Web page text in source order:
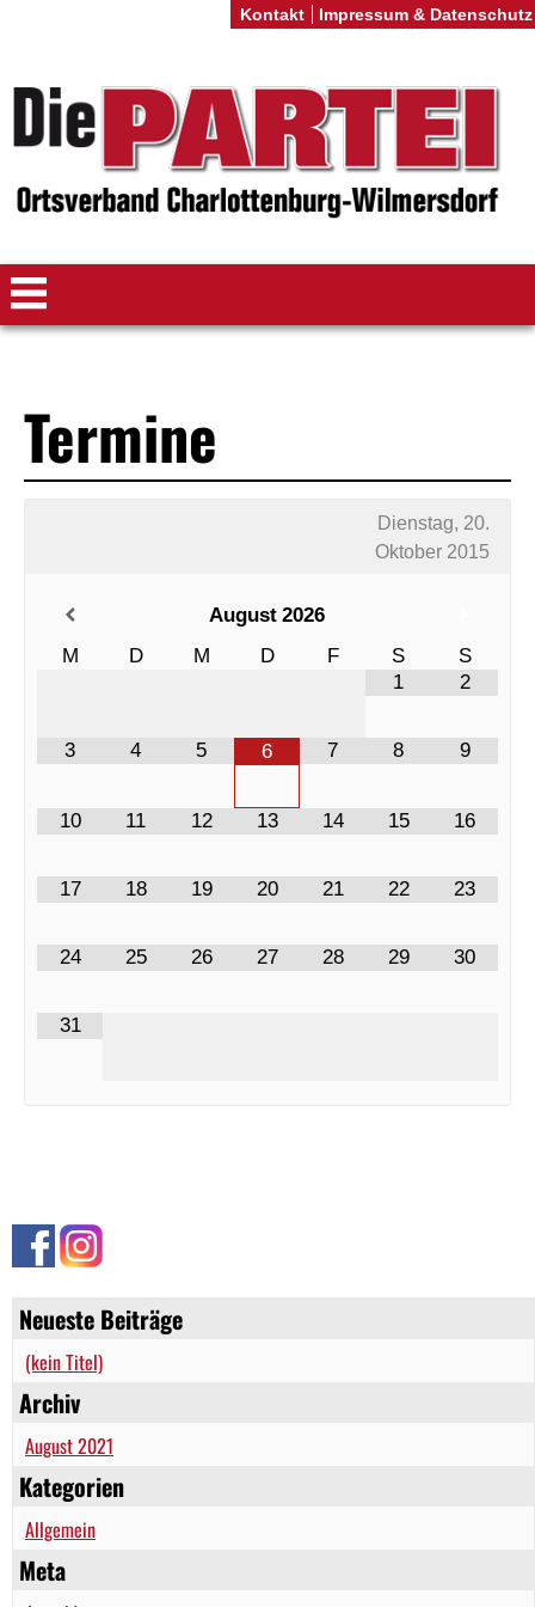
Neueste Beiträge
(kein Titel)
Archiv
August 2021
Kategorien
Allgemein
Meta
Termine
Dienstag, 20.
Oktober 2015
August 2026
M
D M D F S
S
1
2
3 4 5 6 7 8 9
10 11 12 13 14 15 16
17 18 19 20 21 22 23
24 25 26 27 28 29 30
31
Kontakt Impressum & Datenschutz